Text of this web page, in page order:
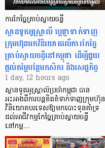
ការកែច្នៃគ្រាប់ស្វាយចន្ទី
ស្ថានទូតអូស្ត្រាលី ប្តេជ្ញាទាក់ទាញ
ក្រុមហ៊ុនមក​វិនិយោគលើការកែច្នៃ
គ្រាប់ស្វាយចន្ទីនៅកម្ពុជា ដើម្បីជួយ
ផ្តល់តម្លៃបន្ថែមកសិករ និងសេដ្ឋកិច្ច
1 day, 12 hours ago
ស្ថានទូតអូស្ត្រាលីប្រចាំកម្ពុជា បាន
អះអាងពីការបន្តខិតខំទាក់ទាញក្រុមហ៊ុន
វិនិយោគបរទេសឱ្យមកបោះទុនគាំទ្រ
ដល់អាជីវកម្មកែច្នៃគ្រាប់ស្វាយចន្ទី
នៅកម្ព…